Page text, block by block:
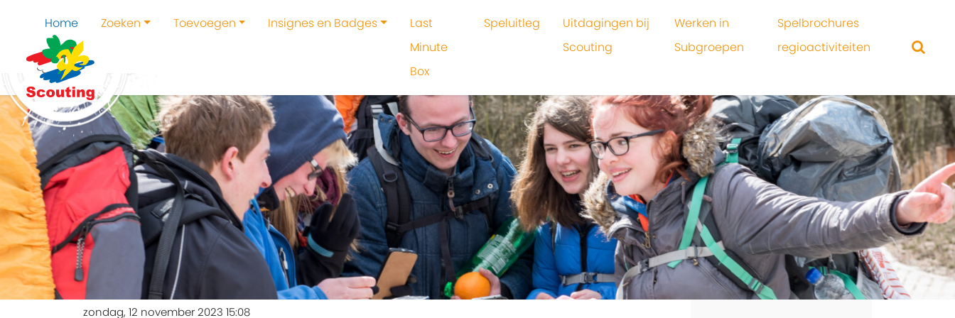
Home Zoeken Toevoegen Insignes en Badges
Last
Minute
Box
Speluitleg
Uitdagingen bij
Scouting
Werken in
Subgroepen
Spelbrochures
regioactiviteiten
zondag, 12 november 2023 15:08